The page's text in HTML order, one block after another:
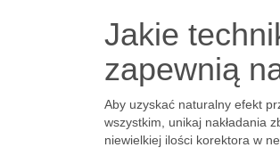
Jakie
zapewnią
Aby uzyskać naturalny efekt
wszystkim, unikaj nakładania
niewielkiej ilości korektora w